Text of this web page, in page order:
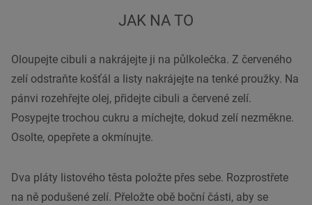
JAK NA TO
Oloupejte cibuli a nakrájejte ji na půlkolečka. Z červeného
zelí odstraňte košťál a listy nakrájejte na tenké proužky. Na
pánvi rozehřejte olej, přidejte cibuli a červené zelí.
Posypejte trochou cukru a míchejte, dokud zelí nezměkne.
Osolte, opepřete a okmínujte.
Dva pláty listového těsta položte přes sebe. Rozprostřete
na ně podušené zelí. Přeložte obě boční části, aby se